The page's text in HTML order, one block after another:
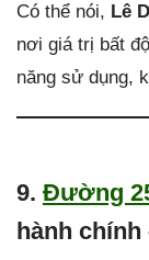
Có thể nói, Lê
nơi giá trị bất
năng sử dụng,
9. Đường
hành